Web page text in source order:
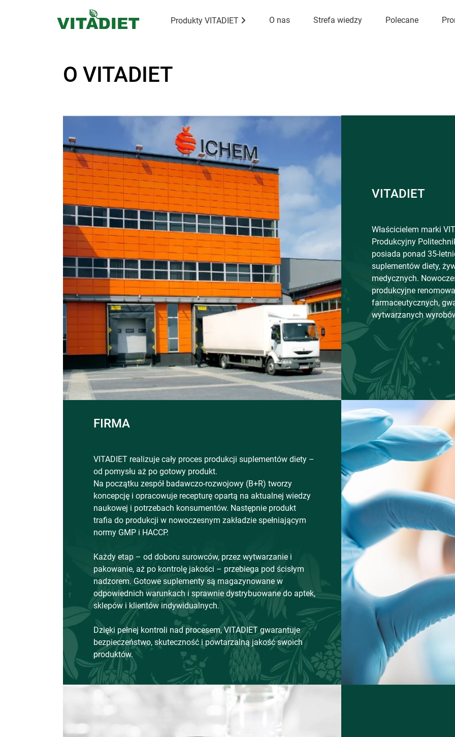
Produkty VITADIET O nas Strefa wiedzy Polecane
O VITADIET
VITADIET
Właścicielem marki
Produkcyjny
posiada ponad 35-
suplementów diety,
medycznych.
produkcyjne
farmaceutycznych,
wytwarzanych
FIRMA
VITADIET realizuje cały proces produkcji suplementów diety –
od pomysłu aż po gotowy produkt.
Na początku zespół badawczo-rozwojowy (B+R) tworzy
koncepcję i opracowuje recepturę opartą na aktualnej wiedzy
naukowej i potrzebach konsumentów. Następnie produkt
trafia do produkcji w nowoczesnym zakładzie spełniającym
normy GMP i HACCP.
Każdy etap – od doboru surowców, przez wytwarzanie i
pakowanie, aż po kontrolę jakości – przebiega pod ścisłym
nadzorem. Gotowe suplementy są magazynowane w
odpowiednich warunkach i sprawnie dystrybuowane do aptek,
sklepów i klientów indywidualnych.
Dzięki pełnej kontroli nad procesem, VITADIET gwarantuje
bezpieczeństwo, skuteczność i powtarzalną jakość swoich
produktów.